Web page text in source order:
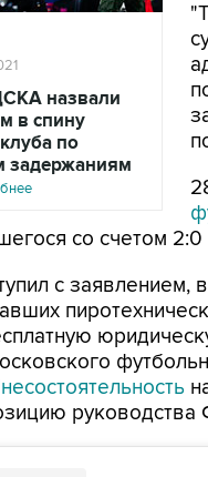
назвали
в спину
по
задержаниям
со счетом
с заявлением,
руководства